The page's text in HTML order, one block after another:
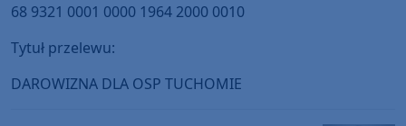
68 9321 0001 0000 1964 2000 0010
Tytuł przelewu:
DAROWIZNA DLA OSP TUCHOMIE